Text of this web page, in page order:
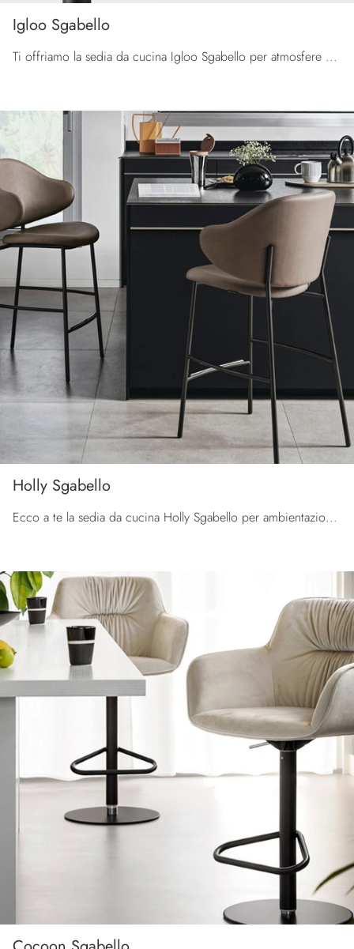
Igloo Sgabello
Ti offriamo la sedia da cucina Igloo Sgabello per atmosfere design, tra le più belle Sedie sgabelli di Calligaris.
Holly Sgabello
Ecco a te la sedia da cucina Holly Sgabello per ambientazioni moderne, tra le più originali Sedie sgabelli di Calligaris.